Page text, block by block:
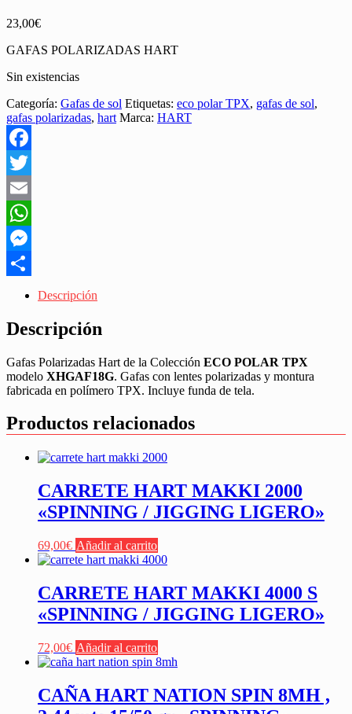
23,00€
GAFAS POLARIZADAS HART
Sin existencias
Categoría: Gafas de sol Etiquetas: eco polar TPX, gafas de sol,
gafas polarizadas, hart Marca: HART
Facebook
Twitter
Email
WhatsApp
Messenger
Descripción
Descripción
Gafas Polarizadas Hart de la Colección ECO POLAR TPX
modelo XHGAF18G. Gafas con lentes polarizadas y montura
fabricada en polímero TPX. Incluye funda de tela.
Productos relacionados
CARRETE HART MAKKI 2000
«SPINNING / JIGGING LIGERO»
69,00€ Añadir al carrito
CARRETE HART MAKKI 4000 S
«SPINNING / JIGGING LIGERO»
72,00€ Añadir al carrito
CAÑA HART NATION SPIN 8MH ,